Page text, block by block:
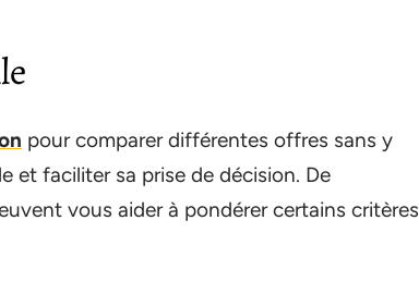
pour comparer différentes offres sans y
et faciliter sa prise de décision. De
vous aider à pondérer certains critères